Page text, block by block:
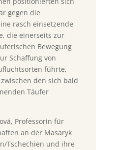
gegen die
rasch einsetzende
die einerseits zur
Bewegung
Schaffung von
führte,
den sich bald
Täufer
Professorin für
an der Masaryk
Tschechien und ihre